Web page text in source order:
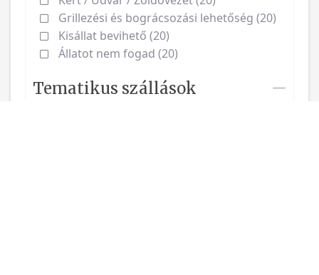
Grillezési és bográcsozási lehetőség (20)
Kisállat bevihető (20)
Állatot nem fogad (20)
Tematikus szállások